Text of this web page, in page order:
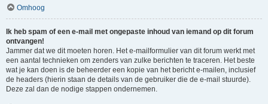
Omhoog
Ik heb spam of een e-mail met ongepaste inhoud van iemand op dit forum
ontvangen!
Jammer dat we dit moeten horen. Het e-mailformulier van dit forum werkt met
een aantal technieken om zenders van zulke berichten te traceren. Het beste
wat je kan doen is de beheerder een kopie van het bericht e-mailen, inclusief
de headers (hierin staan de details van de gebruiker die de e-mail stuurde).
Deze zal dan de nodige stappen ondernemen.